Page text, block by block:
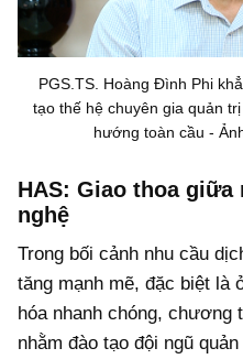
PGS.TS. Hoàng Đình Phi
tạo thế hệ chuyên gia quản
hướng toàn cầu -
HAS: Giao thoa giữa
nghệ
Trong bối cảnh nhu cầu
tăng mạnh mẽ, đặc biệt là
hóa nhanh chóng,
nhằm đào tạo đội ngũ